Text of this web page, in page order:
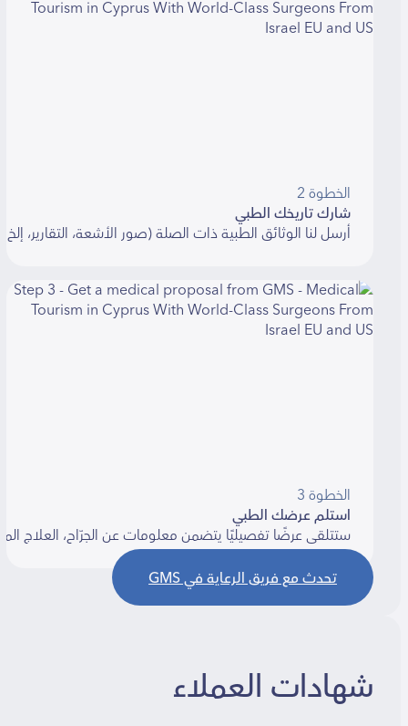
الخطوة 2
شارك تاريخك الطبي
أرسل لنا الوثائق الطبية ذات الصلة (صور الأشعة، التقارير، إلخ).
الخطوة 3
استلم عرضك الطبي
ستتلقى عرضًا تفصيليًا يتضمن معلومات عن الجرّاح، العلاج المقترح،
تحدث مع فريق الرعاية في GMS
شهادات العملاء